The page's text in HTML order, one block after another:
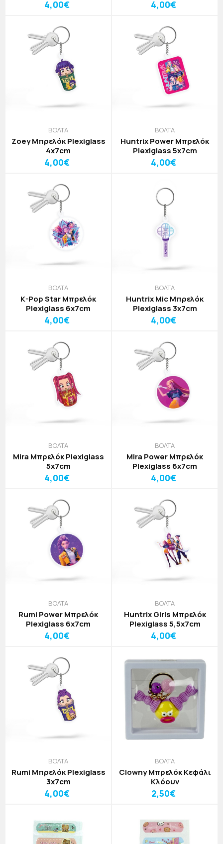
4,00€ 4,00€
ΒΟΛΤΑ
Zoey Μπρελόκ Plexiglass
4x7cm
4,00€
ΒΟΛΤΑ
Huntrix Power Μπρελόκ
Plexiglass 5x7cm
4,00€
ΒΟΛΤΑ
K-Pop Star Μπρελόκ
Plexiglass 6x7cm
4,00€
ΒΟΛΤΑ
Huntrix Mic Μπρελόκ
Plexiglass 3x7cm
4,00€
ΒΟΛΤΑ
Mira Μπρελόκ Plexiglass
5x7cm
4,00€
ΒΟΛΤΑ
Mira Power Μπρελόκ
Plexiglass 6x7cm
4,00€
ΒΟΛΤΑ
Rumi Power Μπρελόκ
Plexiglass 6x7cm
4,00€
ΒΟΛΤΑ
Huntrix Girls Μπρελόκ
Plexiglass 5,5x7cm
4,00€
ΒΟΛΤΑ
Rumi Μπρελόκ Plexiglass
3x7cm
4,00€
ΒΟΛΤΑ
Clowny Μπρελόκ Κεφάλι
Κλόουν
2,50€